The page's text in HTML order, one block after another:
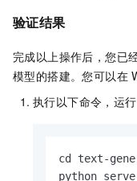
验证结果
完成以上操作后，您已
模型的搭建。您可以在
执行以下命令，运行
cd text-
python